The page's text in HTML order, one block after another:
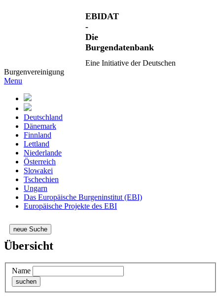
EBIDAT
-
Die
Burgendatenbank
Eine Initiative der Deutschen
Burgenvereinigung
Menu
Deutschland
Dänemark
Finnland
Lettland
Niederlande
Österreich
Slowakei
Tschechien
Ungarn
Das Europäische Burgeninstitut (EBI)
Europäische Projekte des EBI
neue Suche
Übersicht
Name